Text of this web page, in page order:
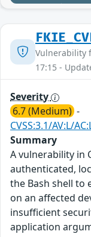
Vulnerability
17:15 -
Severity
6.7 (Medium) -
CVSS:3.1/AV:L/
Summary
A vulnerability in
authenticated,
the Bash shell to
on an affected
insufficient
application